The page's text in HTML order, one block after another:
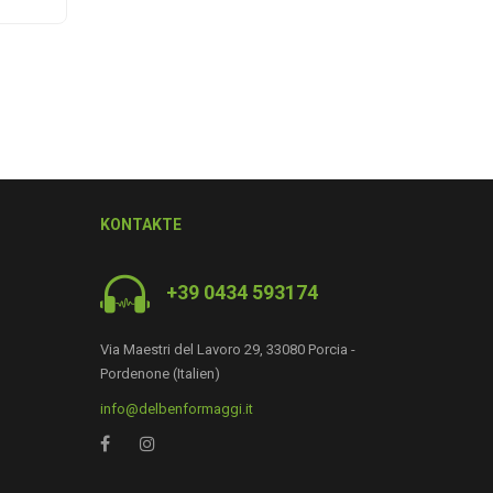
KONTAKTE
+39 0434 593174
Via Maestri del Lavoro 29, 33080 Porcia -
Pordenone (Italien)
info@delbenformaggi.it